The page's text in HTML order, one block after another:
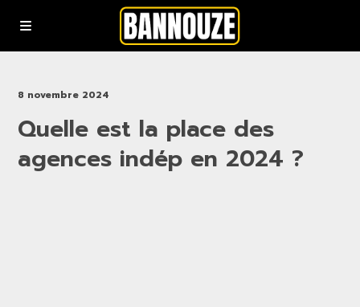
YouTube
Rejoindre la communauté bannouze (Newsletter)
8 novembre 2024
Quelle est la place des
agences indép en 2024 ?